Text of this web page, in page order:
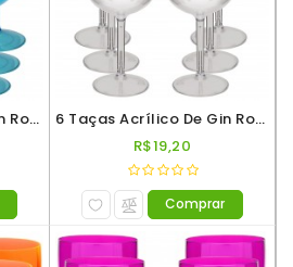
6 Taças Acrílico De Gin Roder 560ml Azul Neon
6 Taças Acrílico De Gin Roder 560ml Incolor
R$19,20
Comprar